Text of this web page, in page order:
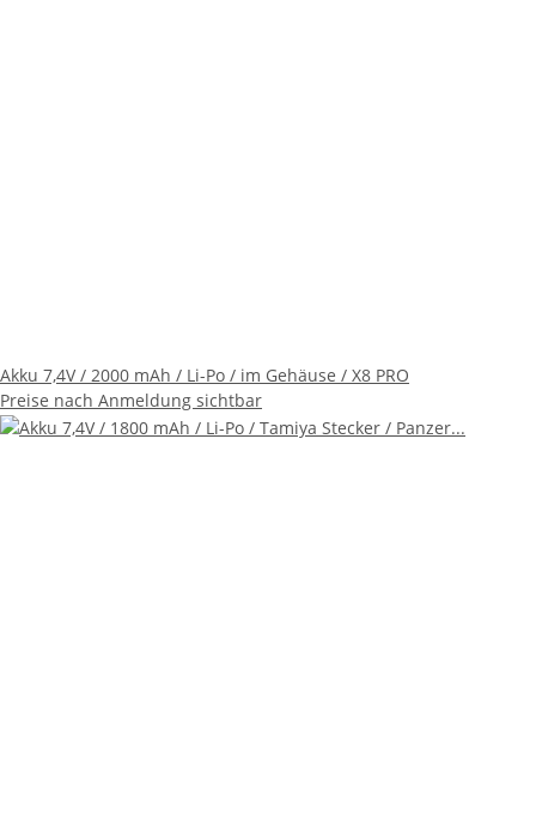
Akku 7,4V / 2000 mAh / Li-Po / im Gehäuse / X8 PRO
Preise nach Anmeldung sichtbar